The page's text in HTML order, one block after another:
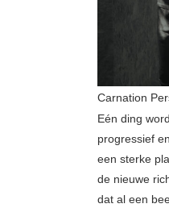
Carnation
Eén ding
progressief
een sterke
de nieuwe
dat al een